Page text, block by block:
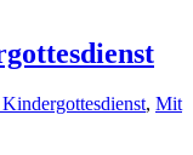
, Mit